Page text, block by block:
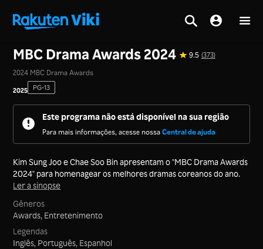
MBC Drama Awards 2024 9.5 (373)
2024 MBC Drama Awards
2025 PG-13
Este programa não está disponível na sua região
Para mais informações, acesse nossa Central de ajuda
Kim Sung Joo e Chae Soo Bin apresentam o "MBC Drama Awards
2024" para homenagear os melhores dramas coreanos do ano.
Ler a sinopse
Gêneros
Awards, Entretenimento
Legendas
Inglês, Português, Espanhol